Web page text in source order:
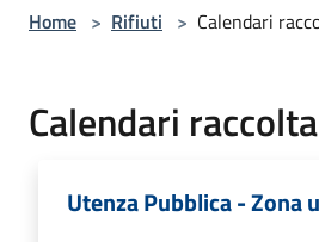
Home > Rifiuti > Calendari
Calendari
Utenza Pubblica - Zona